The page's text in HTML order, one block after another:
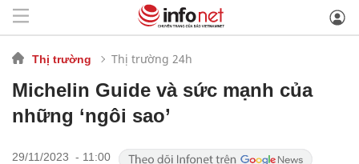
Thị trường Thị trường 24h
Michelin Guide và sức mạnh của
những ‘ngôi sao’
29/11/2023 - 11:00